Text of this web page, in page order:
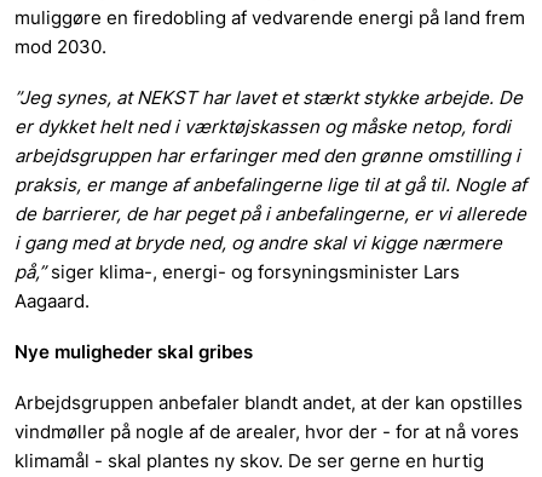
muliggøre en firedobling af vedvarende energi på land frem
mod 2030.
”Jeg synes, at NEKST har lavet et stærkt stykke arbejde. De
er dykket helt ned i værktøjskassen og måske netop, fordi
arbejdsgruppen har erfaringer med den grønne omstilling i
praksis, er mange af anbefalingerne lige til at gå til. Nogle af
de barrierer, de har peget på i anbefalingerne, er vi allerede
i gang med at bryde ned, og andre skal vi kigge nærmere
på,”siger klima-, energi- og forsyningsminister Lars
Aagaard.
Nye muligheder skal gribes
Arbejdsgruppen anbefaler blandt andet, at der kan opstilles
vindmøller på nogle af de arealer, hvor der - for at nå vores
klimamål - skal plantes ny skov. De ser gerne en hurtig